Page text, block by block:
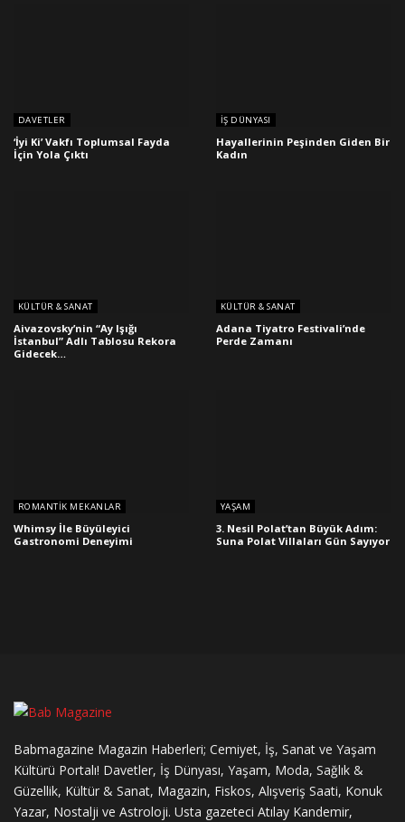
DAVETLER
‘İyi Ki’ Vakfı Toplumsal Fayda
İçin Yola Çıktı
İŞ DÜNYASI
Hayallerinin Peşinden Giden Bir
Kadın
KÜLTÜR & SANAT
Aivazovsky’nin “Ay Işığı
İstanbul” Adlı Tablosu Rekora
Gidecek…
KÜLTÜR & SANAT
Adana Tiyatro Festivali’nde
Perde Zamanı
ROMANTIK MEKANLAR
Whimsy İle Büyüleyici
Gastronomi Deneyimi
YAŞAM
3. Nesil Polat’tan Büyük Adım:
Suna Polat Villaları Gün Sayıyor
Babmagazine Magazin Haberleri; Cemiyet, İş, Sanat ve Yaşam
Kültürü Portalı! Davetler, İş Dünyası, Yaşam, Moda, Sağlık &
Güzellik, Kültür & Sanat, Magazin, Fiskos, Alışveriş Saati, Konuk
Yazar, Nostalji ve Astroloji. Usta gazeteci Atılay Kandemir,